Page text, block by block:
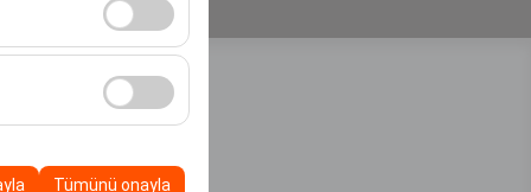
için kullanılır.
Tümünü onayla